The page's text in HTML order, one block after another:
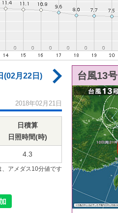
(02月22日)
2018年02月21日
日積算
日照時間(時)
4.3
アメダス10分値です
台風13号